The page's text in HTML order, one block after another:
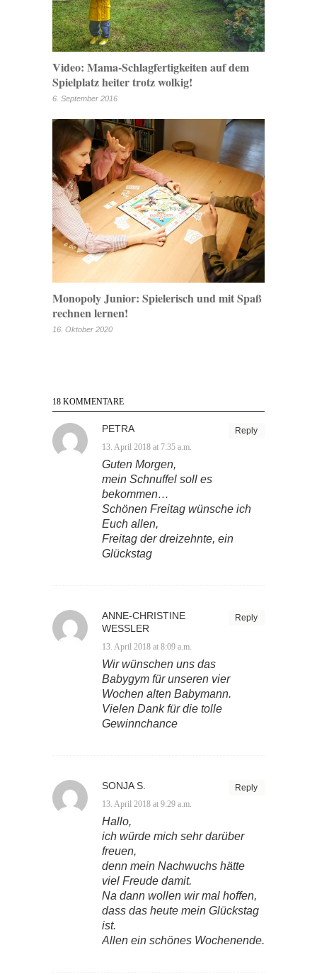
Video: Mama-Schlagfertigkeiten auf dem
Spielplatz heiter trotz wolkig!
6. September 2016
Monopoly Junior: Spielerisch und mit Spaß
rechnen lernen!
16. Oktober 2020
18 KOMMENTARE
Reply
PETRA
13. April 2018 at 7:35 a.m.
Guten Morgen,
mein Schnuffel soll es
bekommen…
Schönen Freitag wünsche ich
Euch allen,
Freitag der dreizehnte, ein
Glückstag
Reply
ANNE-CHRISTINE
WESSLER
13. April 2018 at 8:09 a.m.
Wir wünschen uns das
Babygym für unseren vier
Wochen alten Babymann.
Vielen Dank für die tolle
Gewinnchance
Reply
SONJA S.
13. April 2018 at 9:29 a.m.
Hallo,
ich würde mich sehr darüber
freuen,
denn mein Nachwuchs hätte
viel Freude damit.
Na dann wollen wir mal hoffen,
dass das heute mein Glückstag
ist.
Allen ein schönes Wochenende.